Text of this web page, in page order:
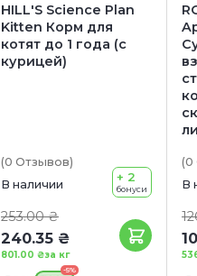
HILL'S Science Plan
Kitten Корм для
котят до 1 года (с
курицей)
(0 Отзывов)
В наличии
253.00 ₴
240.35 ₴
за кг
801.00 ₴
+ 2
бонуси
-5%
(0
В